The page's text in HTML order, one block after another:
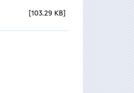
103.29 KB